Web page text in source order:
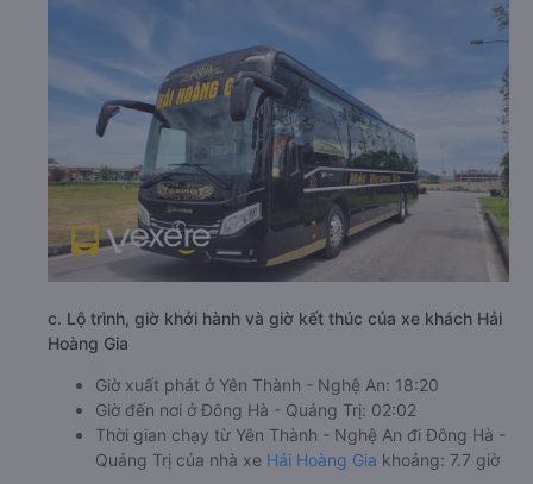
c. Lộ trình, giờ khởi hành và giờ kết thúc của xe khách Hải
Hoàng Gia
Giờ xuất phát ở Yên Thành - Nghệ An: 18:20
Giờ đến nơi ở Đông Hà - Quảng Trị: 02:02
Thời gian chạy từ Yên Thành - Nghệ An đi Đông Hà -
Quảng Trị của nhà xe Hải Hoàng Gia khoảng: 7.7 giờ